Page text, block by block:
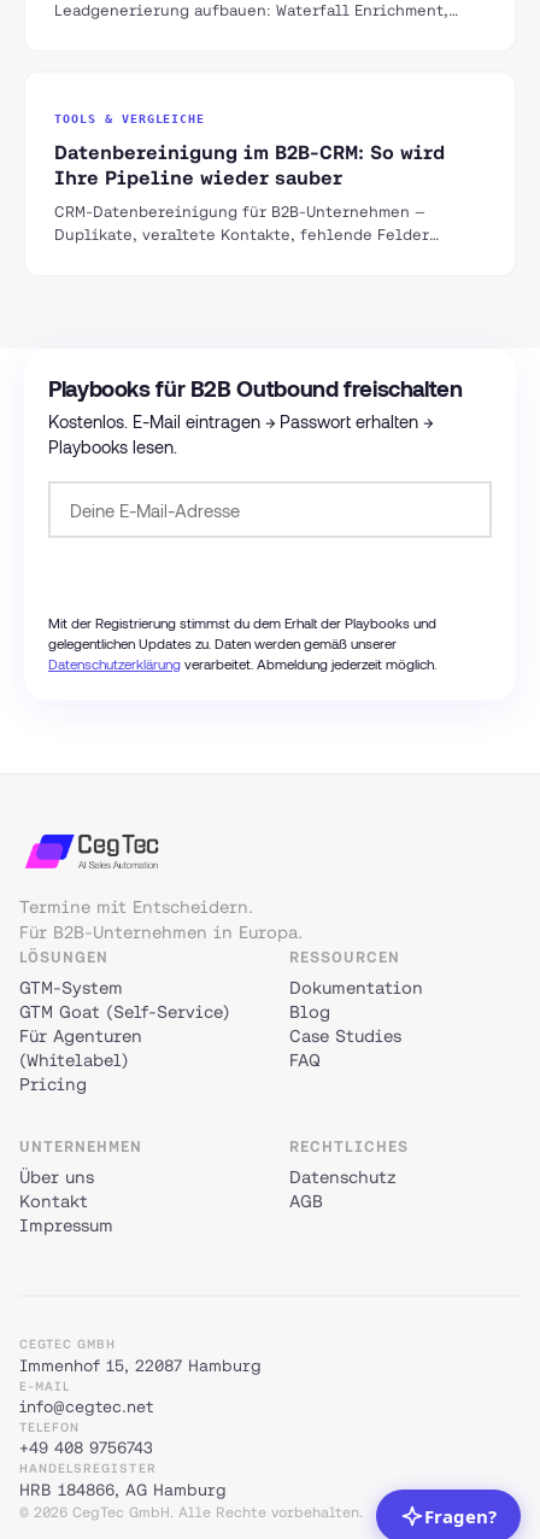
Leadgenerierung aufbauen: Waterfall Enrichment,
TOOLS & VERGLEICHE
Datenbereinigung im B2B-CRM: So wird
Ihre Pipeline wieder sauber
CRM-Datenbereinigung für B2B-Unternehmen —
Duplikate, veraltete Kontakte, fehlende Felder
Playbooks für B2B Outbound freischalten
Kostenlos. E-Mail eintragen → Passwort erhalten →
Playbooks lesen.
Mit der Registrierung stimmst du dem Erhalt der Playbooks und
gelegentlichen Updates zu. Daten werden gemäß unserer
Datenschutzerklärung verarbeitet. Abmeldung jederzeit möglich.
Termine mit Entscheidern.
Für B2B-Unternehmen in Europa.
LÖSUNGEN
GTM-System
GTM Goat (Self-Service)
Für Agenturen
(Whitelabel)
Pricing
RESSOURCEN
Dokumentation
Blog
Case Studies
FAQ
UNTERNEHMEN
Über uns
Kontakt
Impressum
RECHTLICHES
Datenschutz
AGB
CEGTEC GMBH
Immenhof 15, 22087 Hamburg
E-MAIL
info@cegtec.net
TELEFON
+49 408 9756743
HANDELSREGISTER
HRB 184866, AG Hamburg
© 2026 CegTec GmbH. Alle Rechte vorbehalten.